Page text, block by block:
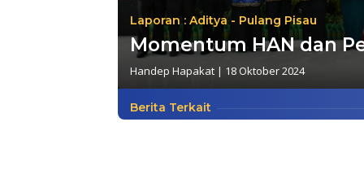
Laporan : Aditya - Pulang Pisau
Momentum HAN dan
Handep Hapakat | 18 Oktober 2024
Berita Terkait